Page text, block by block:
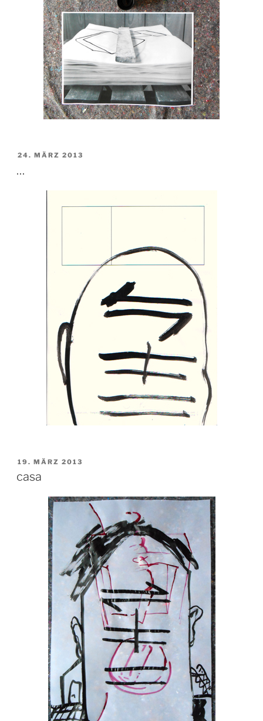
VERÖFFENTLICHT
24. MÄRZ 2013
…
VERÖFFENTLICHT
19. MÄRZ 2013
casa